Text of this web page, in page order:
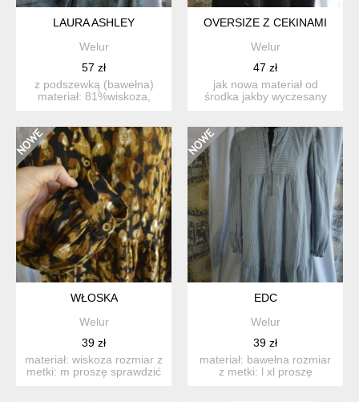
LAURA ASHLEY
Welur
57 zł
z podszewką (bawełna)
materiał: 81%wiskoza,
OVERSIZE Z CEKINAMI
Welur
47 zł
jak nowa materiał od
środka jakby wyczesany
WŁOSKA
Welur
39 zł
materiał: wiskoza rozmiar z
metki: m proszę sprawdzić
EDC
Welur
39 zł
materiał: bawełna rozmiar
z metki: l xl proszę